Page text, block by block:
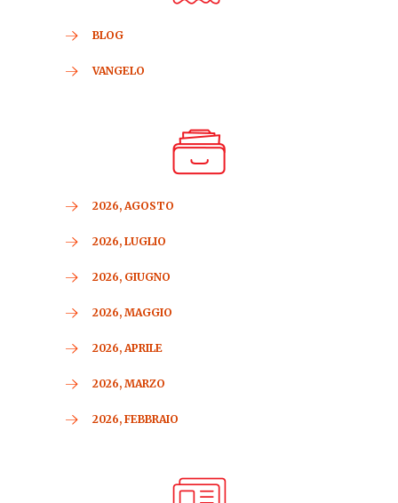
BLOG
VANGELO
2026, AGOSTO
2026, LUGLIO
2026, GIUGNO
2026, MAGGIO
2026, APRILE
2026, MARZO
2026, FEBBRAIO